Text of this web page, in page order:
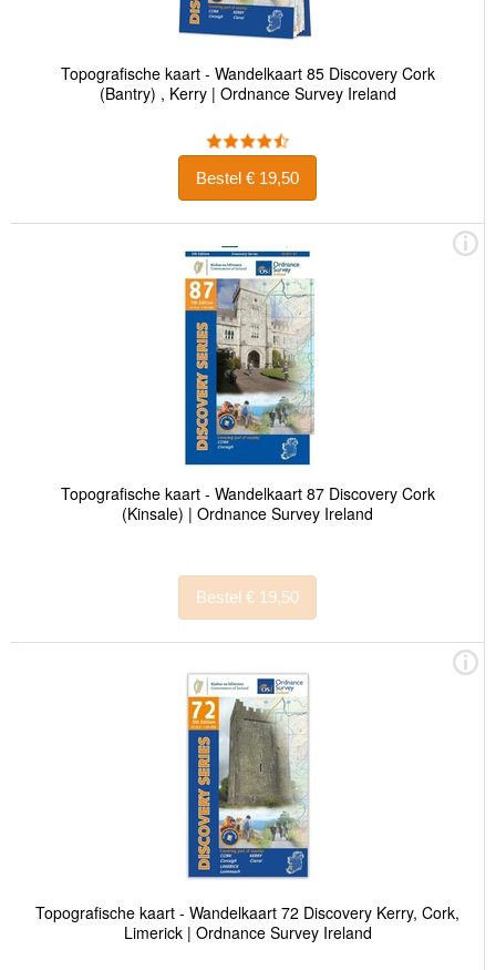
Topografische kaart - Wandelkaart 85 Discovery Cork
(Bantry) , Kerry | Ordnance Survey Ireland
Bestel € 19,50
Topografische kaart - Wandelkaart 87 Discovery Cork
(Kinsale) | Ordnance Survey Ireland
Bestel € 19,50
Topografische kaart - Wandelkaart 72 Discovery Kerry, Cork,
Limerick | Ordnance Survey Ireland